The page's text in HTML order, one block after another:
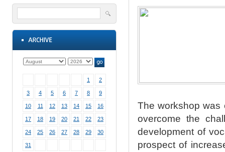
1 2
3 4 5 6 7 8 9
10 11 12 13 14 15 16
17 18 19 20 21 22 23
24 25 26 27 28 29 30
31
The workshop was
overcome the
development of
prospect of